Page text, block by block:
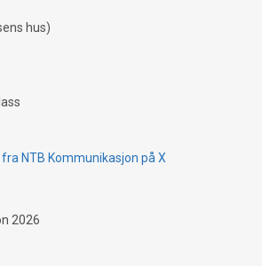
hus)
NTB Kommunikasjon på X
2026